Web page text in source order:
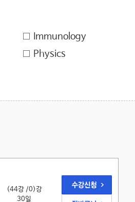
Immunology
Physics
(44강 /0)강
30일